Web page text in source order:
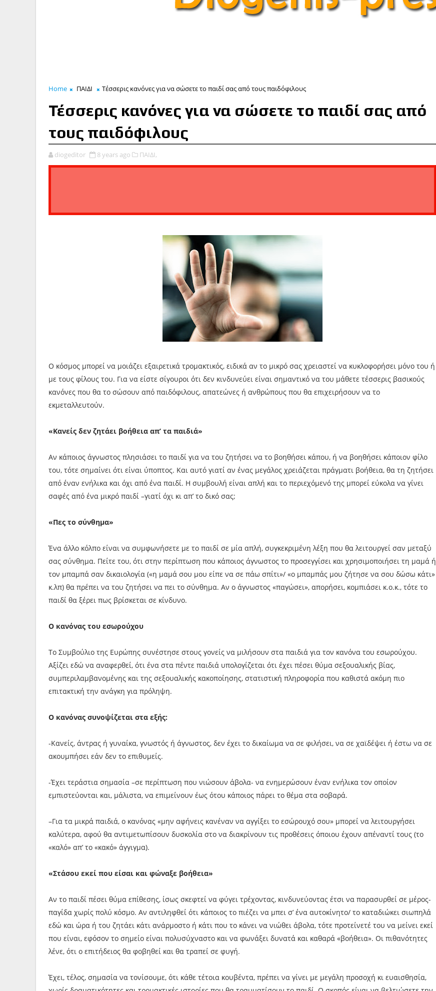
Home ΠΑΙΔΙ Τέσσερις κανόνες για να σώσετε το παιδί σας από τους παιδόφιλους
Τέσσερις κανόνες για να σώσετε το παιδί σας από
τους παιδόφιλους
diogeditor 8 years ago ΠΑΙΔΙ,
Ο κόσμος μπορεί να μοιάζει εξαιρετικά τρομακτικός, ειδικά αν το μικρό σας χρειαστεί να κυκλοφορήσει μόνο του ή
με τους φίλους του. Για να είστε σίγουροι ότι δεν κινδυνεύει είναι σημαντικό να του μάθετε τέσσερις βασικούς
κανόνες που θα το σώσουν από παιδόφιλους, απατεώνες ή ανθρώπους που θα επιχειρήσουν να το
εκμεταλλευτούν.
«Κανείς δεν ζητάει βοήθεια απ’ τα παιδιά»
Αν κάποιος άγνωστος πλησιάσει το παιδί για να του ζητήσει να το βοηθήσει κάπου, ή να βοηθήσει κάποιον φίλο
του, τότε σημαίνει ότι είναι ύποπτος. Και αυτό γιατί αν ένας μεγάλος χρειάζεται πράγματι βοήθεια, θα τη ζητήσει
από έναν ενήλικα και όχι από ένα παιδί. Η συμβουλή είναι απλή και το περιεχόμενό της μπορεί εύκολα να γίνει
σαφές από ένα μικρό παιδί –γιατί όχι κι απ’ το δικό σας;
«Πες το σύνθημα»
Ένα άλλο κόλπο είναι να συμφωνήσετε με το παιδί σε μία απλή, συγκεκριμένη λέξη που θα λειτουργεί σαν μεταξύ
σας σύνθημα. Πείτε του, ότι στην περίπτωση που κάποιος άγνωστος το προσεγγίσει και χρησιμοποιήσει τη μαμά ή
τον μπαμπά σαν δικαιολογία («η μαμά σου μου είπε να σε πάω σπίτι»/ «ο μπαμπάς μου ζήτησε να σου δώσω κάτι»
κ.λπ) θα πρέπει να του ζητήσει να πει το σύνθημα. Αν ο άγνωστος «παγώσει», απορήσει, κομπιάσει κ.ο.κ., τότε το
παιδί θα ξέρει πως βρίσκεται σε κίνδυνο.
Ο κανόνας του εσωρούχου
Το Συμβούλιο της Ευρώπης συνέστησε στους γονείς να μιλήσουν στα παιδιά για τον κανόνα του εσωρούχου.
Αξίζει εδώ να αναφερθεί, ότι ένα στα πέντε παιδιά υπολογίζεται ότι έχει πέσει θύμα σεξουαλικής βίας,
συμπεριλαμβανομένης και της σεξουαλικής κακοποίησης, στατιστική πληροφορία που καθιστά ακόμη πιο
επιτακτική την ανάγκη για πρόληψη.
Ο κανόνας συνοψίζεται στα εξής:
-Κανείς, άντρας ή γυναίκα, γνωστός ή άγνωστος, δεν έχει το δικαίωμα να σε φιλήσει, να σε χαϊδέψει ή έστω να σε
ακουμπήσει εάν δεν το επιθυμείς.
-Έχει τεράστια σημασία –σε περίπτωση που νιώσουν άβολα- να ενημερώσουν έναν ενήλικα τον οποίον
εμπιστεύονται και, μάλιστα, να επιμείνουν έως ότου κάποιος πάρει το θέμα στα σοβαρά.
–Για τα μικρά παιδιά, ο κανόνας «μην αφήνεις κανέναν να αγγίξει το εσώρουχό σου» μπορεί να λειτουργήσει
καλύτερα, αφού θα αντιμετωπίσουν δυσκολία στο να διακρίνουν τις προθέσεις όποιου έχουν απέναντί τους (το
«καλό» απ’ το «κακό» άγγιγμα).
«Στάσου εκεί που είσαι και φώναξε βοήθεια»
Αν το παιδί πέσει θύμα επίθεσης, ίσως σκεφτεί να φύγει τρέχοντας, κινδυνεύοντας έτσι να παρασυρθεί σε μέρος-
παγίδα χωρίς πολύ κόσμο. Αν αντιληφθεί ότι κάποιος το πιέζει να μπει σ’ ένα αυτοκίνητο/ το καταδιώκει σιωπηλά
εδώ και ώρα ή του ζητάει κάτι ανάρμοστο ή κάτι που το κάνει να νιώθει άβολα, τότε προτείνετέ του να μείνει εκεί
που είναι, εφόσον το σημείο είναι πολυσύχναστο και να φωνάξει δυνατά και καθαρά «βοήθεια». Οι πιθανότητες
λένε, ότι ο επιτήδειος θα φοβηθεί και θα τραπεί σε φυγή.
Έχει, τέλος, σημασία να τονίσουμε, ότι κάθε τέτοια κουβέντα, πρέπει να γίνει με μεγάλη προσοχή κι ευαισθησία,